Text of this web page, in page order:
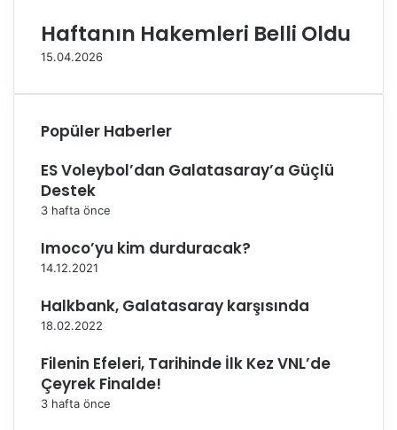
k
u
l
n
ı
Haftanın Hakemleri Belli Oldu
15.04.2026
Popüler Haberler
ES Voleybol’dan Galatasaray’a Güçlü
Destek
3 hafta önce
Imoco’yu kim durduracak?
14.12.2021
Halkbank, Galatasaray karşısında
18.02.2022
Filenin Efeleri, Tarihinde İlk Kez VNL’de
Çeyrek Finalde!
3 hafta önce